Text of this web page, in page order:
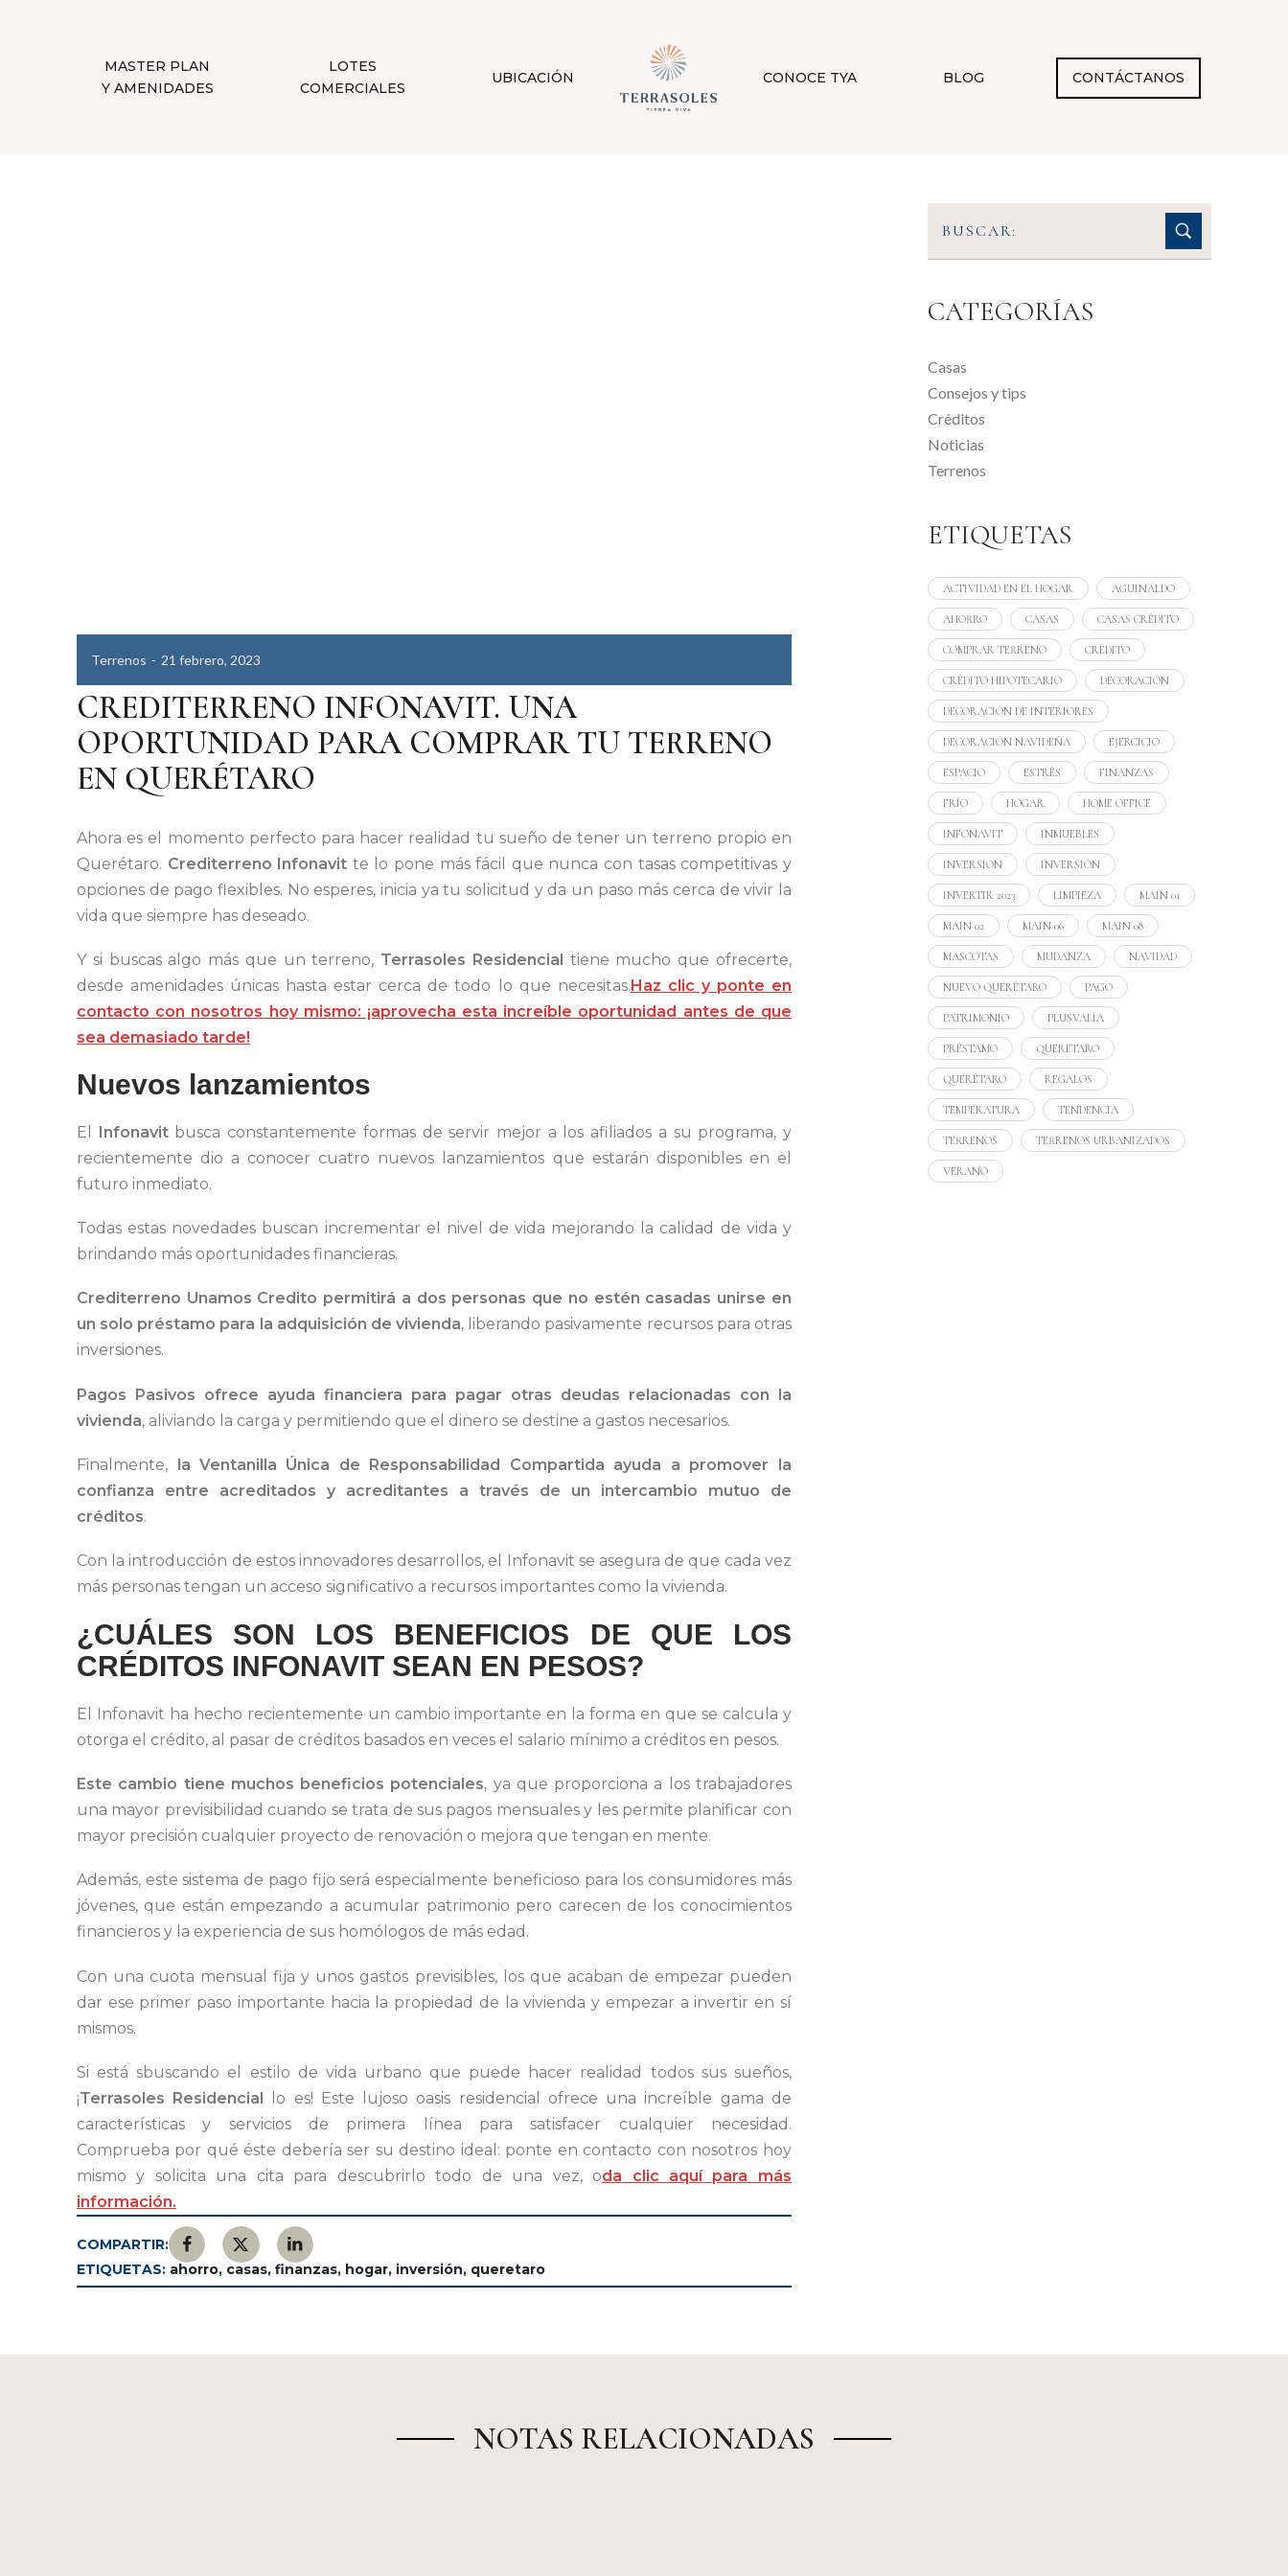
MASTER PLAN
Y AMENIDADES
LOTES
COMERCIALES
UBICACIÓN CONOCE TYA BLOG CONTÁCTANOS
Terrenos 21 febrero, 2023
CREDITERRENO INFONAVIT. UNA
OPORTUNIDAD PARA COMPRAR TU TERRENO
EN QUERÉTARO
Ahora es el momento perfecto para hacer realidad tu sueño de tener un terreno propio en
Querétaro. Crediterreno Infonavit te lo pone más fácil que nunca con tasas competitivas y
opciones de pago flexibles. No esperes, inicia ya tu solicitud y da un paso más cerca de vivir la
vida que siempre has deseado.
Y si buscas algo más que un terreno, Terrasoles Residencial tiene mucho que ofrecerte,
desde amenidades únicas hasta estar cerca de todo lo que necesitas.Haz clic y ponte en
contacto con nosotros hoy mismo: ¡aprovecha esta increíble oportunidad antes de que
sea demasiado tarde!
Nuevos lanzamientos
El Infonavitbusca constantemente formas de servir mejor a los afiliados a su programa, y
recientemente dio a conocer cuatro nuevos lanzamientos que estarán disponibles en el
futuro inmediato.
Todas estas novedades buscan incrementar el nivel de vida mejorando la calidad de vida y
brindando más oportunidades financieras.
Crediterreno Unamos Credito permitirá a dos personas que no estén casadas unirse en
un solo préstamo para la adquisición de vivienda, liberando pasivamente recursos para otras
inversiones.
Pagos Pasivos ofrece ayuda financiera para pagar otras deudas relacionadas con la
vivienda, aliviando la carga y permitiendo que el dinero se destine a gastos necesarios.
Finalmente, la Ventanilla Única de Responsabilidad Compartida ayuda a promover la
confianza entre acreditados y acreditantes a través de un intercambio mutuo de
créditos.
Con la introducción de estos innovadores desarrollos, el Infonavit se asegura de que cada vez
más personas tengan un acceso significativo a recursos importantes como la vivienda.
¿CUÁLES SON LOS BENEFICIOS DE QUE LOS
CRÉDITOS INFONAVIT SEAN EN PESOS?
El Infonavit ha hecho recientemente un cambio importante en la forma en que se calcula y
otorga el crédito, al pasar de créditos basados en veces el salario mínimo a créditos en pesos.
Este cambio tiene muchos beneficios potenciales, ya que proporciona a los trabajadores
una mayor previsibilidad cuando se trata de sus pagos mensuales y les permite planificar con
mayor precisión cualquier proyecto de renovación o mejora que tengan en mente.
Además, este sistema de pago fijo será especialmente beneficioso para los consumidores más
jóvenes, que están empezando a acumular patrimonio pero carecen de los conocimientos
financieros y la experiencia de sus homólogos de más edad.
Con una cuota mensual fija y unos gastos previsibles, los que acaban de empezar pueden
dar ese primer paso importante hacia la propiedad de la vivienda y empezar a invertir en sí
mismos.
Si está sbuscando el estilo de vida urbano que puede hacer realidad todos sus sueños,
¡Terrasoles Residencial lo es! Este lujoso oasis residencial ofrece una increíble gama de
características y servicios de primera línea para satisfacer cualquier necesidad.
Comprueba por qué éste debería ser su destino ideal: ponte en contacto con nosotros hoy
mismo y solicita una cita para descubrirlo todo de una vez, oda clic aquí para más
información.
COMPARTIR:
ETIQUETAS: ahorro, casas, finanzas, hogar, inversión, queretaro
CATEGORÍAS
Casas
Consejos y tips
Créditos
Noticias
Terrenos
ETIQUETAS
ACTIVIDAD EN EL HOGAR AGUINALDO
AHORRO CASAS CASAS CRÉDITO
COMPRAR TERRENO CRÉDITO
CRÉDITO HIPOTECARIO DECORACIÓN
DECORACIÓN DE INTERIORES
DECORACIÓN NAVIDEÑA EJERCICIO
ESPACIO ESTRÉS FINANZAS
FRÍO HOGAR HOME OFFICE
INFONAVIT INMUEBLES
INVERSION INVERSIÓN
INVERTIR 2023 LIMPIEZA MAIN 01
MAIN 02 MAIN 06 MAIN 08
MASCOTAS MUDANZA NAVIDAD
NUEVO QUERÉTARO PAGO
PATRIMONIO PLUSVALÍA
PRÉSTAMO QUERETARO
QUERÉTARO REGALOS
TEMPERATURA TENDENCIA
TERRENOS TERRENOS URBANIZADOS
VERANO
NOTAS RELACIONADAS